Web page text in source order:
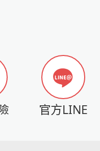
官方LINE